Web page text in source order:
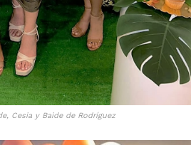
Cesia y Baide de Rodríguez